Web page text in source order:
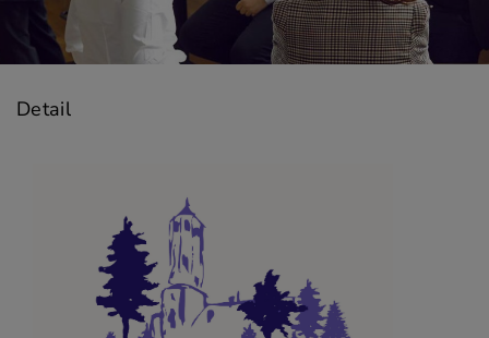
Detail